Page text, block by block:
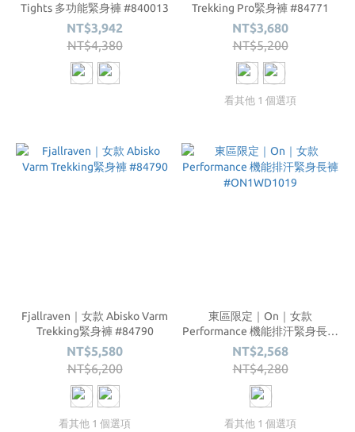
Tights 多功能緊身褲 #840013
NT$3,942
NT$4,380
Trekking Pro緊身褲 #84771
NT$3,680
NT$5,200
看其他 1 個選項
Fjallraven｜女款 Abisko Varm
Trekking緊身褲 #84790
NT$5,580
NT$6,200
看其他 1 個選項
東區限定｜On｜女款
Performance 機能排汗緊身長褲
#ON1WD1019
NT$2,568
NT$4,280
看其他 1 個選項